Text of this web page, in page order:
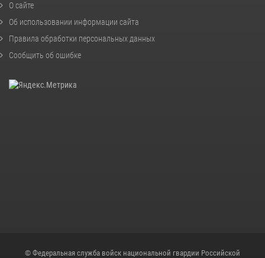
О сайте
Об использовании информации сайта
Правила обработки персональных данных
Сообщить об ошибке
© Федеральная служба войск национальной гвардии Российской